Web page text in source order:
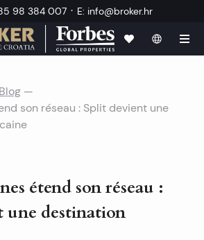
98 384 007 · E: info@broker.hr
Blog —
son réseau : Split devient une
étend son réseau :
une destination